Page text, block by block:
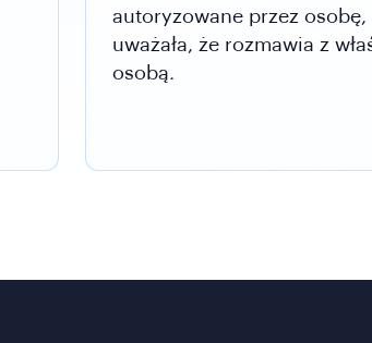
autoryzowane przez osobę,
uważała, że ​​rozmawia z
osobą.